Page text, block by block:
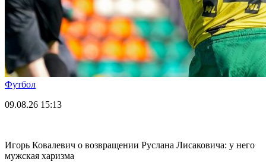
Футбол
09.08.26 15:13
Игорь Ковалевич о возвращении Руслана Лисаковича: у него
мужская харизма